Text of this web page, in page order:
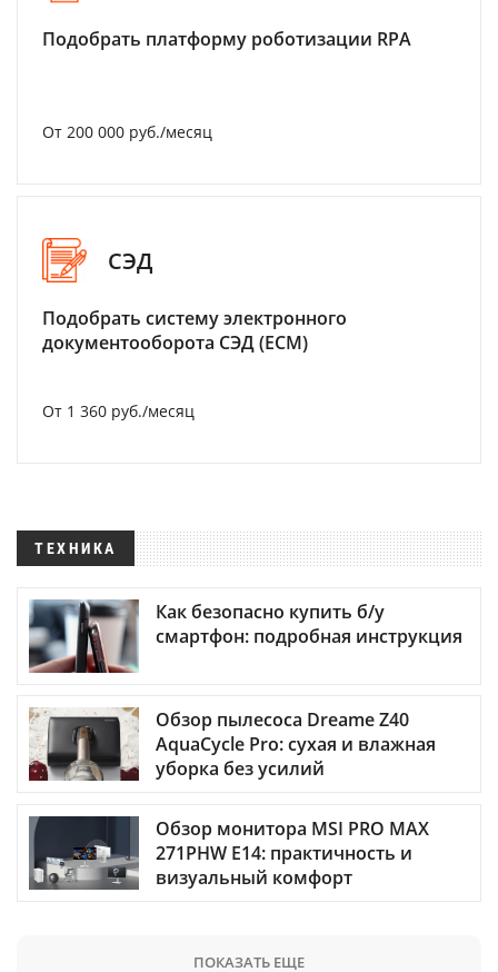
Подобрать платформу роботизации RPA
От 200 000 руб./месяц
СЭД
Подобрать систему электронного
документооборота СЭД (ECM)
От 1 360 руб./месяц
ТЕХНИКА
Как безопасно купить б/у
смартфон: подробная инструкция
Обзор пылесоса Dreame Z40
AquaCycle Pro: сухая и влажная
уборка без усилий
Обзор монитора MSI PRO MAX
271PHW E14: практичность и
визуальный комфорт
ПОКАЗАТЬ ЕЩЕ